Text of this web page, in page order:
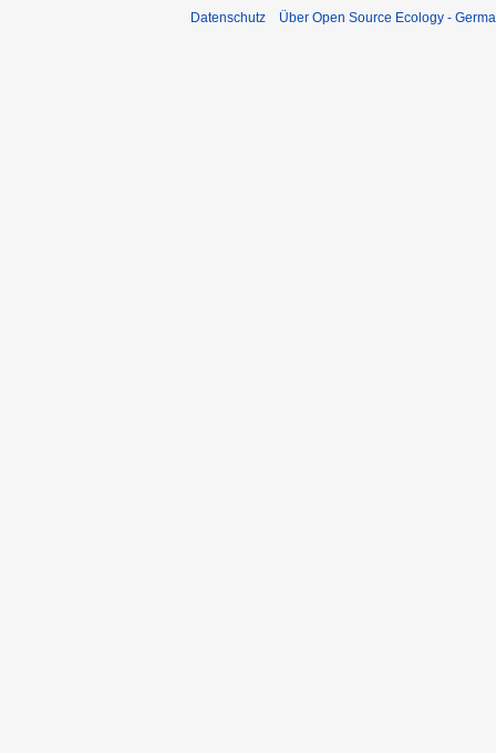
Datenschutz Über Open Source Ecology -